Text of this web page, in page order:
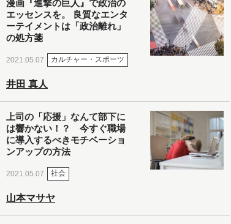
漫画『進撃の巨人』で政治の
エッセンスを。 良質なエンタ
ーテイメントは「政治離れ」
の処方箋
2021.05.07 カルチャー・スポーツ
井田 真人
上司の「応援」なんて部下に
は響かない！？ 今すぐ職場
に導入するべきモチベーショ
ンアップの方法
2021.05.07 社会
山本マサヤ